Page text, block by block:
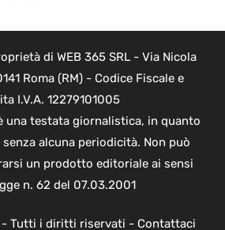
di WEB 365 SRL - Via Nicola
Roma (RM) - Codice Fiscale e
I.V.A. 12279101005
una testata giornalistica, in quanto
alcuna periodicità. Non può
un prodotto editoriale ai sensi
n. 62 del 07.03.2001
Tutti i diritti riservati - Contattaci